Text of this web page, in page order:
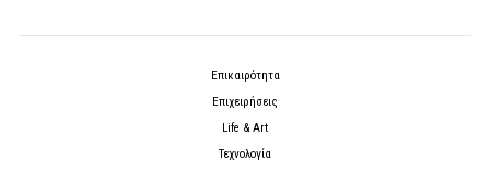
Επικαιρότητα
Επιχειρήσεις
Life & Art
Τεχνολογία